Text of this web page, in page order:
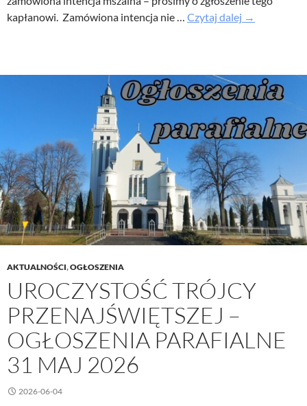
kapłanowi. Zamówiona intencja nie … Czytaj dalej X
Ogłoszenia
parafialne
7
czerwiec
→
AKTUALNOŚCI,OGŁOSZENIA
UROCZYSTOŚĆ TRÓJCY
PRZENAJŚWIĘTSZEJ –
OGŁOSZENIA PARAFIALNE
31 MAJ 2026
2026-06-04